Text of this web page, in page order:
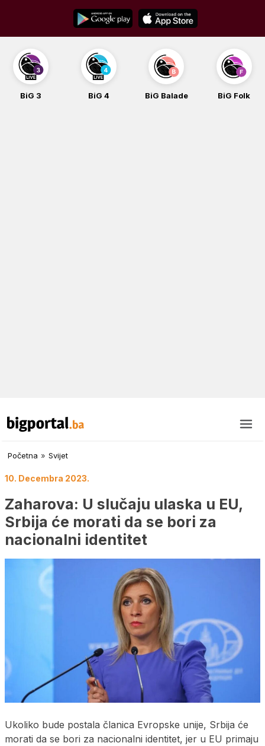
content
BiG 3 BiG 4 BiG Balade BiG Folk
Početna » Svijet
10. Decembra 2023.
Zaharova: U slučaju ulaska u EU,
Srbija će morati da se bori za
nacionalni identitet
Ukoliko bude postala članica Evropske unije, Srbija će
morati da se bori za nacionalni identitet, jer u EU primaju